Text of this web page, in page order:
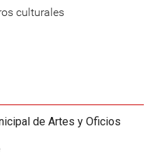
culturales
de Artes y Oficios